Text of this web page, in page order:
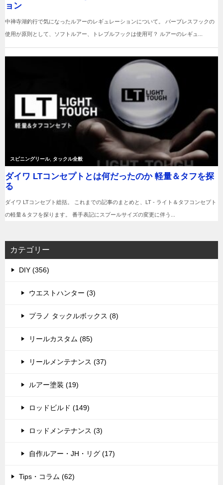
カテゴリー
DIY (356)
ウエストハンター (3)
プラノ タックルボックス (8)
リールカスタム (85)
リールメンテナンス (37)
ルアー塗装 (19)
ロッドビルド (149)
ロッドメンテナンス (3)
自作ルアー・JH・リグ (17)
Tips・コラム (62)